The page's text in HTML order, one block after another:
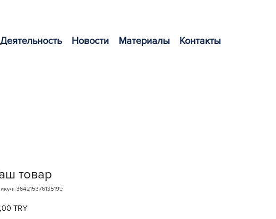
Деятельность Новости Материалы Контакты
товар
364215376135199
TRYЦена